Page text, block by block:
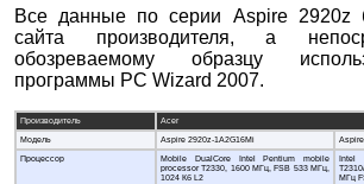
Все данные по серии Aspire 2920z
сайта производителя, а
обозреваемому образцу
программы PC Wizard 2007.
Производитель
Acer
Модель
Aspire 2920z-1A2G16Mi
Процессор
Mobile DualCore Intel Pentium mobile
processor T2330, 1600 MГц, FSB 533 МГц,
1024 Кб L2
Intel
МГц